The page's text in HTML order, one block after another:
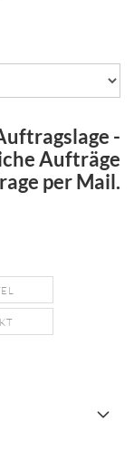
-
Aufträge
per Mail.